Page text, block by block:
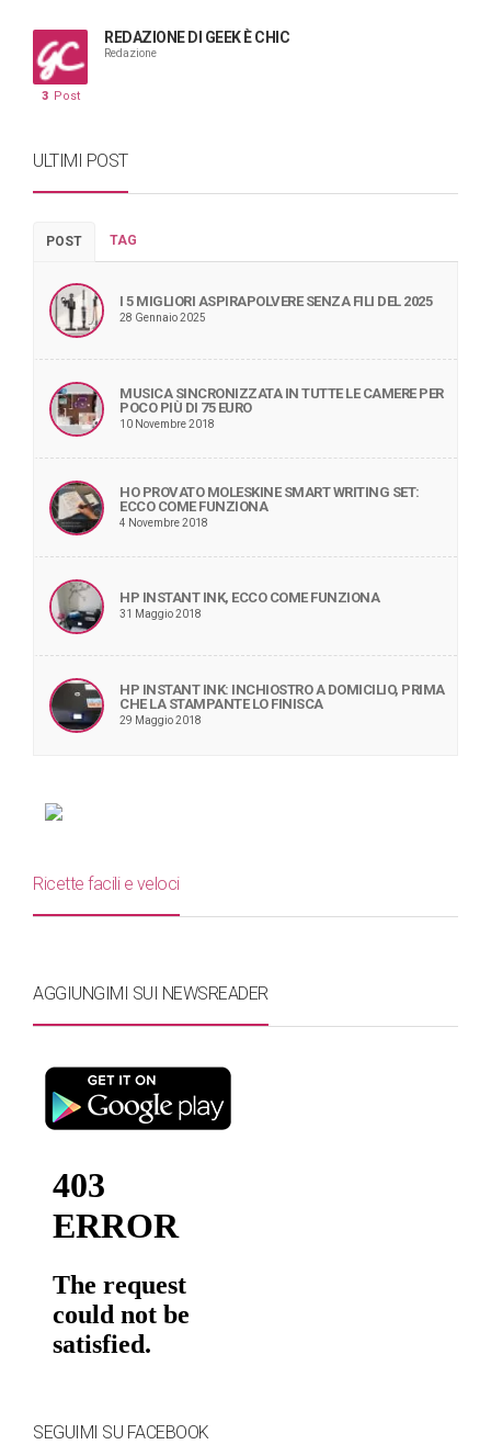
REDAZIONE DI GEEK È CHIC
Redazione
3 Post
ULTIMI POST
POST TAG
I 5 MIGLIORI ASPIRAPOLVERE SENZA FILI DEL 2025
28 Gennaio 2025
MUSICA SINCRONIZZATA IN TUTTE LE CAMERE PER
POCO PIÙ DI 75 EURO
10 Novembre 2018
HO PROVATO MOLESKINE SMART WRITING SET:
ECCO COME FUNZIONA
4 Novembre 2018
HP INSTANT INK, ECCO COME FUNZIONA
31 Maggio 2018
HP INSTANT INK: INCHIOSTRO A DOMICILIO, PRIMA
CHE LA STAMPANTE LO FINISCA
29 Maggio 2018
Ricette facili e veloci
AGGIUNGIMI SUI NEWSREADER
SEGUIMI SU FACEBOOK